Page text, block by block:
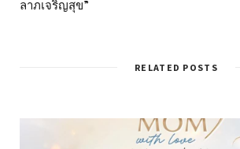
ลาภเจริญสุข”
RELATED POSTS